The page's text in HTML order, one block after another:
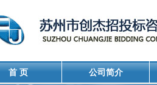
首 页 公司简介